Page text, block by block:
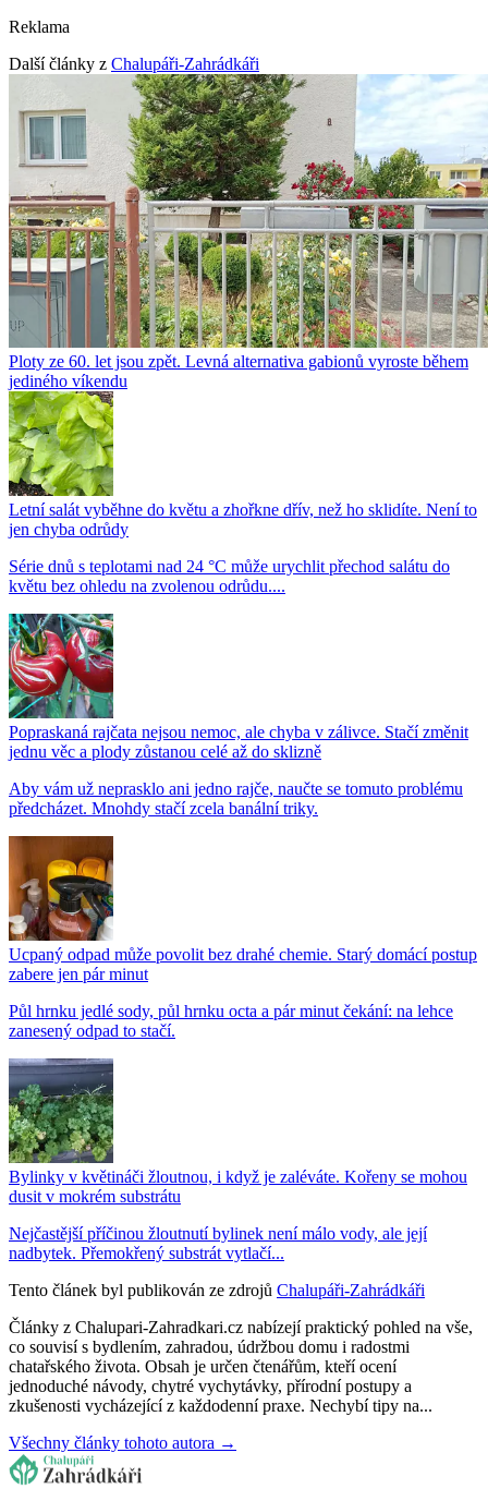
Reklama
Další články z Chalupáři-Zahrádkáři
Ploty ze 60. let jsou zpět. Levná alternativa gabionů vyroste během
jediného víkendu
Letní salát vyběhne do květu a zhořkne dřív, než ho sklidíte. Není to
jen chyba odrůdy
Série dnů s teplotami nad 24 °C může urychlit přechod salátu do
květu bez ohledu na zvolenou odrůdu....
Popraskaná rajčata nejsou nemoc, ale chyba v zálivce. Stačí změnit
jednu věc a plody zůstanou celé až do sklizně
Aby vám už neprasklo ani jedno rajče, naučte se tomuto problému
předcházet. Mnohdy stačí zcela banální triky.
Ucpaný odpad může povolit bez drahé chemie. Starý domácí postup
zabere jen pár minut
Půl hrnku jedlé sody, půl hrnku octa a pár minut čekání: na lehce
zanesený odpad to stačí.
Bylinky v květináči žloutnou, i když je zaléváte. Kořeny se mohou
dusit v mokrém substrátu
Nejčastější příčinou žloutnutí bylinek není málo vody, ale její
nadbytek. Přemokřený substrát vytlačí...
Tento článek byl publikován ze zdrojů Chalupáři-Zahrádkáři
Články z Chalupari-Zahradkari.cz nabízejí praktický pohled na vše,
co souvisí s bydlením, zahradou, údržbou domu i radostmi
chatařského života. Obsah je určen čtenářům, kteří ocení
jednoduché návody, chytré vychytávky, přírodní postupy a
zkušenosti vycházející z každodenní praxe. Nechybí tipy na...
Všechny články tohoto autora →